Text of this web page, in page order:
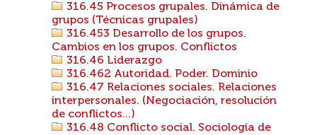
316.45 Procesos grupales. Dinámica de
grupos (Técnicas grupales)
316.453 Desarrollo de los grupos.
Cambios en los grupos. Conflictos
316.46 Liderazgo
316.462 Autoridad. Poder. Dominio
316.47 Relaciones sociales. Relaciones
interpersonales. (Negociación, resolución
de conflictos...)
316.48 Conflicto social. Sociología de